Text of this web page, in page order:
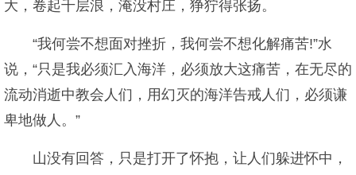
大，卷起千层浪，淹没村庄，狰狞得张扬。
“我何尝不想面对挫折，我何尝不想化解痛苦!”水
说，“只是我必须汇入海洋，必须放大这痛苦，在无尽的
流动消逝中教会人们，用幻灭的海洋告戒人们，必须谦
卑地做人。”
山没有回答，只是打开了怀抱，让人们躲进怀中，